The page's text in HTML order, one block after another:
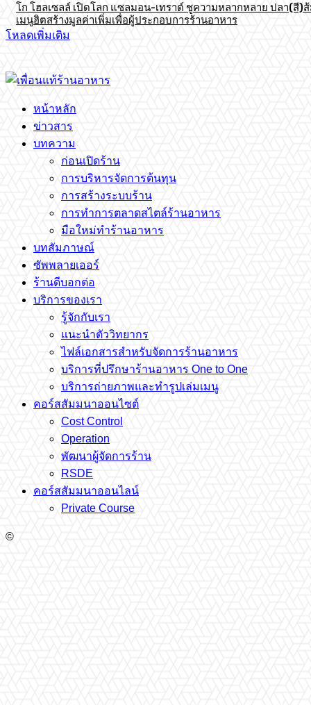
โก โฮลเซลล์ เปิดโลก แซลมอน-เทราต์ ชูความหลากหลาย ปลา(สี)
เมนูฮิตสร้างมูลค่าเพิ่มเพื่อผู้ประกอบการร้านอาหาร
โหลดเพิ่มเติม
หน้าหลัก
ข่าวสาร
บทความ
ก่อนเปิดร้าน
การบริหารจัดการต้นทุน
การสร้างระบบร้าน
การทำการตลาดสไตล์ร้านอาหาร
มือใหม่ทำร้านอาหาร
บทสัมภาษณ์
ซัพพลายเออร์
ร้านดีบอกต่อ
บริการของเรา
รู้จักกับเรา
แนะนำตัววิทยากร
ไฟล์เอกสารสำหรับจัดการร้านอาหาร
บริการที่ปรึกษาร้านอาหาร One to One
บริการถ่ายภาพและทำรูปเล่มเมนู
คอร์สสัมมนาออนไซต์
Cost Control
Operation
พัฒนาผู้จัดการร้าน
RSDE
คอร์สสัมมนาออนไลน์
Private Course
©